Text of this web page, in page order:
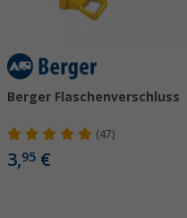
Berger Flaschenverschluss
(47)
3,95€